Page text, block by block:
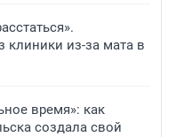
клиники из-за мата в
время»: как
создала свой